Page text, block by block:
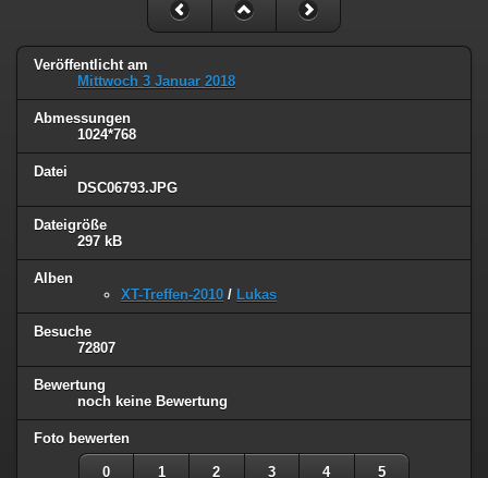
Veröffentlicht am
Mittwoch 3 Januar 2018
Abmessungen
1024*768
Datei
DSC06793.JPG
Dateigröße
297 kB
Alben
XT-Treffen-2010 / Lukas
Besuche
72807
Bewertung
noch keine Bewertung
Foto bewerten
0 1 2 3 4 5